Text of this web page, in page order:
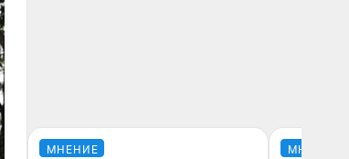
МНЕНИЕ МНЕНИЕ